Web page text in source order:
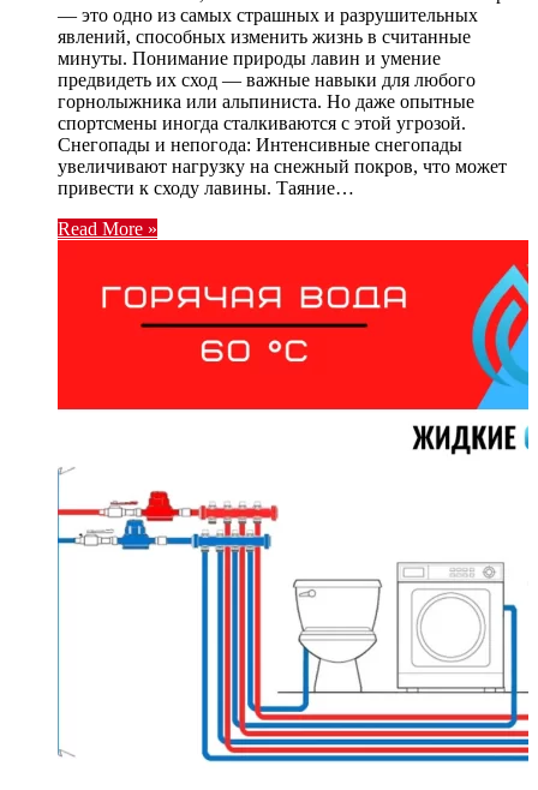
— это одно из самых страшных и разрушительных
явлений, способных изменить жизнь в считанные
минуты. Понимание природы лавин и умение
предвидеть их сход — важные навыки для любого
горнолыжника или альпиниста. Но даже опытные
спортсмены иногда сталкиваются с этой угрозой.
Снегопады и непогода: Интенсивные снегопады
увеличивают нагрузку на снежный покров, что может
привести к сходу лавины. Таяние…
Read More »